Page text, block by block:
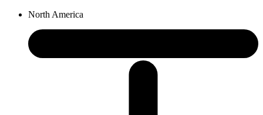
North America